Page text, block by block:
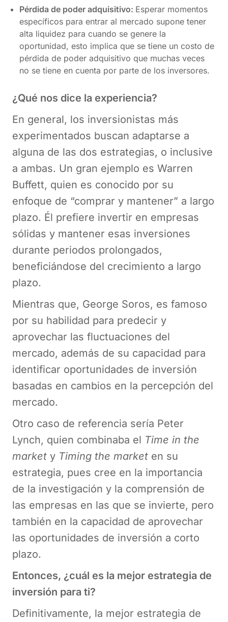
Pérdida de poder adquisitivo: Esperar momentos
específicos para entrar al mercado supone tener
alta liquidez para cuando se genere la
oportunidad, esto implica que se tiene un costo de
pérdida de poder adquisitivo que muchas veces
no se tiene en cuenta por parte de los inversores.
¿Qué nos dice la experiencia?
En general, los inversionistas más
experimentados buscan adaptarse a
alguna de las dos estrategias, o inclusive
a ambas. Un gran ejemplo es Warren
Buffett, quien es conocido por su
enfoque de “comprar y mantener” a largo
plazo. Él prefiere invertir en empresas
sólidas y mantener esas inversiones
durante periodos prolongados,
beneficiándose del crecimiento a largo
plazo.
Mientras que, George Soros, es famoso
por su habilidad para predecir y
aprovechar las fluctuaciones del
mercado, además de su capacidad para
identificar oportunidades de inversión
basadas en cambios en la percepción del
mercado.
Otro caso de referencia sería Peter
Lynch, quien combinaba el Time in the
market y Timing the market en su
estrategia, pues cree en la importancia
de la investigación y la comprensión de
las empresas en las que se invierte, pero
también en la capacidad de aprovechar
las oportunidades de inversión a corto
plazo.
Entonces, ¿cuál es la mejor estrategia de
inversión para ti?
Definitivamente, la mejor estrategia de